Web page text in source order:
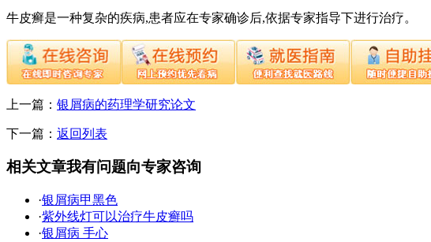
牛皮癣是一种复杂的疾病,患者应在专家确诊后,依据专家指导下进行治疗。
上一篇： 银屑病的药理学研究论文
下一篇： 返回列表
相关文章我有问题向专家咨询
·银屑病甲黑色
·紫外线灯可以治疗牛皮癣吗
·银屑病 手心